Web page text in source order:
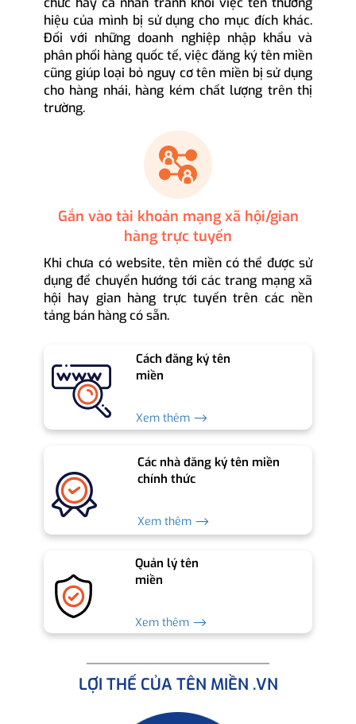
hiệu của mình bị sử dụng cho mục đích khác.
Đối với những doanh nghiệp nhập khẩu và
phân phối hàng quốc tế, việc đăng ký tên miền
cũng giúp loại bỏ nguy cơ tên miền bị sử dụng
cho hàng nhái, hàng kém chất lượng trên thị
trường.
Gắn vào tài khoản mạng xã hội/gian
hàng trực tuyến
Khi chưa có website, tên miền có thể được sử
dụng để chuyển hướng tới các trang mạng xã
hội hay gian hàng trực tuyến trên các nền
tảng bán hàng có sẵn.
Cách đăng ký tên
miền
Xem thêm ⟶
Các nhà đăng ký tên miền
chính thức
Xem thêm ⟶
Quản lý tên
miền
Xem thêm ⟶
LỢI THẾ CỦA TÊN MIỀN .VN